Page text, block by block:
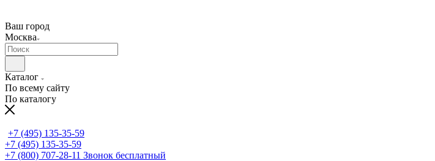
Ваш город
Москва
Каталог
По всему сайту
По каталогу
+7 (495) 135-35-59
+7 (495) 135-35-59
+7 (800) 707-28-11 Звонок бесплатный